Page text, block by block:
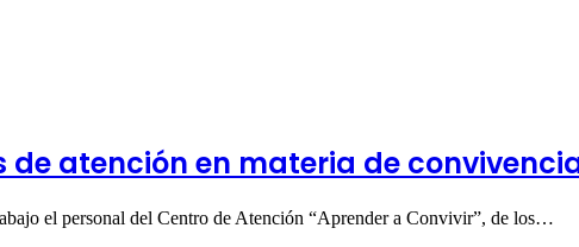
atención en materia de
el personal del Centro de Atención “Aprender a Convivir”, de los…